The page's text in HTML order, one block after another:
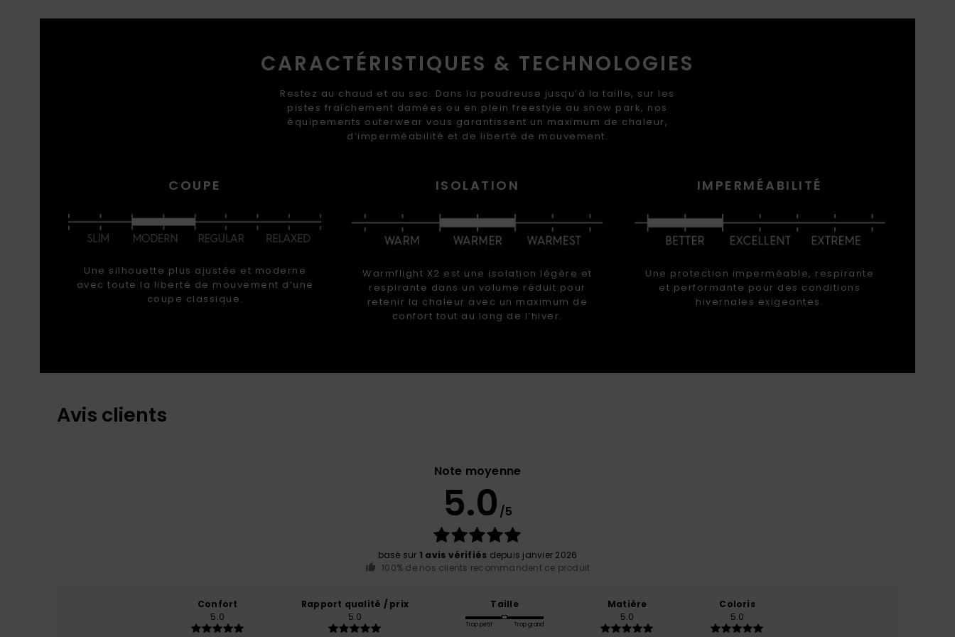
CARACTÉRISTIQUES & TECHNOLOGIES
Restez au chaud et au sec. Dans la poudreuse jusqu’à la taille, sur les
pistes fraîchement damées ou en plein freestyle au snow park, nos
équipements outerwear vous garantissent un maximum de chaleur,
d’imperméabilité et de liberté de mouvement.
COUPE
Une silhouette plus ajustée et moderne
avec toute la liberté de mouvement d’une
coupe classique.
ISOLATION
Warmflight X2 est une isolation légère et
respirante dans un volume réduit pour
retenir la chaleur avec un maximum de
confort tout au long de l’hiver.
IMPERMÉABILITÉ
Une protection imperméable, respirante
et performante pour des conditions
hivernales exigeantes.
Avis clients
Note moyenne
5.0 /5
basé sur 1 avis vérifiés depuis janvier 2026
100% de nos clients recommandent ce produit
Confort
5.0
Rapport qualité / prix
5.0
Taille
Trop petit Trop grand
Matière
5.0
Coloris
5.0